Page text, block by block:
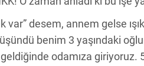
var” desem, annem gelse
benim 3 yaşındaki
odamıza giriyoruz.